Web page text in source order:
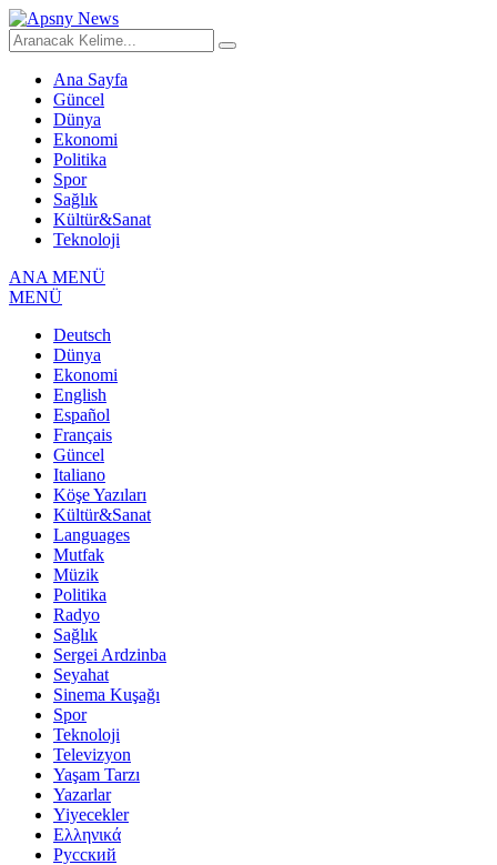
Ana Sayfa
Güncel
Dünya
Ekonomi
Politika
Spor
Sağlık
Kültür&Sanat
Teknoloji
ANA MENÜ
MENÜ
Deutsch
Dünya
Ekonomi
English
Español
Français
Güncel
Italiano
Köşe Yazıları
Kültür&Sanat
Languages
Mutfak
Müzik
Politika
Radyo
Sağlık
Sergei Ardzinba
Seyahat
Sinema Kuşağı
Spor
Teknoloji
Televizyon
Yaşam Tarzı
Yazarlar
Yiyecekler
Ελληνικά
Русский